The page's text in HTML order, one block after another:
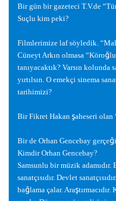
Bir gün bir gazeteci T.V.de
Suçlu kim peki?
Filmlerimize laf söyledik.
Cüneyt Arkın olmasa “Köroğ
tanıyacaktık? Varsın kolunda
yırtılsın. O emekçi sinema
tarihimizi?
Bir Fikret Hakan şaheseri olan
Bir de Orhan Gencebay gerçeğ
Kimdir Orhan Gencebay?
Samsunlu bir müzik adamıdır.
sanatçısıdır. Devlet
bağlama çalar. Araş